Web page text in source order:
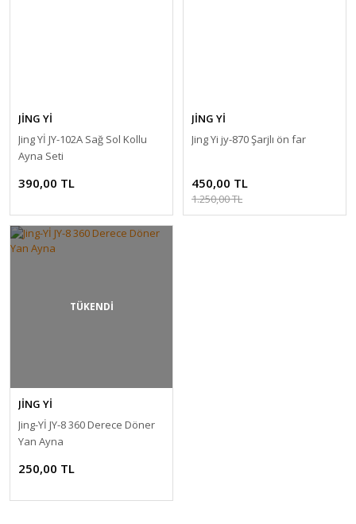
JİNG Yİ
Jing Yİ JY-102A Sağ Sol Kollu
Ayna Seti
390,00 TL
JİNG Yİ
Jing Yi jy-870 Şarjlı ön far
450,00 TL
1.250,00 TL
TÜKENDİ
JİNG Yİ
Jing-Yİ JY-8 360 Derece Döner
Yan Ayna
250,00 TL